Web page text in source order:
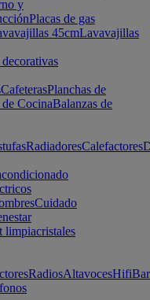
y
Placas de gas
45cmLavavajillas
CafeterasPlanchas de
CocinaBalanzas de
RadiadoresCalefactores
Cuidado
limpiacristales
RadiosAltavocesHifi